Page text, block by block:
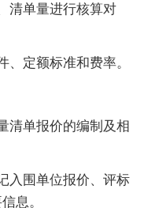
单量进行核算对
定额标准和费率。
单报价的编制及相
围单位报价、评标
息。